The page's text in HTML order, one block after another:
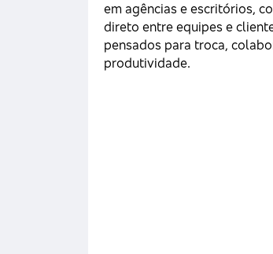
em agências e escritórios,
direto entre equipes e
pensados para troca,
produtividade.